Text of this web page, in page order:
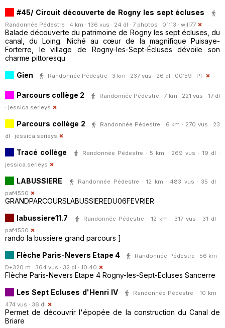
#45/ Circuit découverte de Rogny les sept écluses
Randonnée Pédestre · 4 km · 136 vus · 24 dl · 7 photos · 01:13 · will77
Balade découverte du patrimoine de Rogny les sept écluses, du
canal, du Loing. Niché au cœur de la magnifique Puisaye-
Forterre, le village de Rogny-les-Sept-Écluses dévoile son
charme pittoresqu
Gien
Randonnée Pédestre · 3 km · 237 vus · 26 dl · 00:59 · PF
Parcours collège 2
Randonnée Pédestre · 7 km · 221 vus · 17 dl
· jessica.serieys
Parcours collège 2
Randonnée Pédestre · 6 km · 270 vus · 23
dl · jessica.serieys
Tracé collège
Randonnée Pédestre · 5 km · 269 vus · 19 dl ·
jessica.serieys
LABUSSIERE
Randonnée Pédestre · 12 km · 483 vus · 35 dl ·
paf4550
GRANDPARCOURSLABUSSIEREDU06FEVRIER
labussiere11.7
Randonnée Pédestre · 12 km · 317 vus · 31 dl ·
paf4550
rando la bussiere grand parcours ]
Flèche Paris-Nevers Etape 4
Randonnée Pédestre · 56 km ·
D+320 m · 364 vus · 32 dl · 10:40
Flèche Paris-Nevers Etape 4 Rogny-les-Sept-Ecluses Sancerre
Les Sept Ecluses d'Henri IV
Randonnée Pédestre · 10 km ·
474 vus · 36 dl
Permet de découvrir l'épopée de la construction du Canal de
Briare